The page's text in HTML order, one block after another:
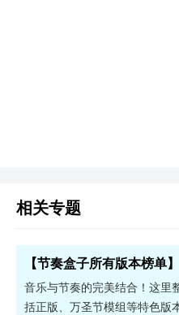
相关专题
【节奏盒子所有版本榜单】
音乐与节奏的完美结合！这里
括正版、万圣节模组等特色版